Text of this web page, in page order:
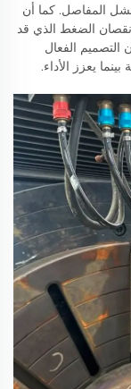
المفاصل. كما أن
نقصان الضغط الذي قد
التصميم الفعال
يعزز الأداء.